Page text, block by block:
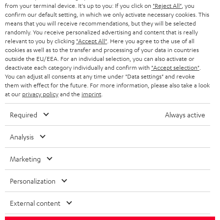
Die In-Ear Noise Cancelling Kopfhörer REAL BLUE TWS 3 vereinen
unauffälliges Design und guten Klang mit Funktionalität: True-Wireless
Unterstützung, Bluetooth 5.3 mit AAC und wie eine Freisprecheinrichtung
für kabelloses Telefonieren sowie Sprachsteuerung. Mit der Touch-
Bedienung an den Hörern kannst du deine Musik und die Lautstärke, aber
auch die aktive Geräuschunterdrückung (ANC) steuern und wahlweise
ebenfalls denTransparenzmodusaktivieren. Für regnerische Tage haben
die In-Ears eine IPX4-Zertifizierung, weswegen Sprühwasser und Staub
kein Problem darstellen. Das Lade-Case ermöglicht insgesamt über 37
Stunden Akku-Laufzeit (ohne Geräuschreduzierung) und kann
antibakteriellen Silikon-Aufsätze sitzen fest und komfortabel im Ohr und
werden in drei verschiedenen Größen mitgeliefert. Genieße mit den REAL
Erlebe dank Noise Cancelling starkes kabelloses Stereo-Feeling mit
Wireless-Stereo-Kopfhörern.
Die Over-Ear-Kopfhörer REAL BLUE PRO bestechen durch extrem hohen
Tragekomfort und geschlossener Bauweise. Die großen Linear-HD-Treiber
mit belüfteter Rückraumkammer und Neodym-Magneten ermöglichen
auch bei hohen Pegeln präzisen Klang und starken Sound mit kräftigen
Bässen und wenig Verzerrungen. Eine integrierte Freisprecheinrichtung
e
l
d
u
n
g
HEIMKINO
HEIMKINO-KOMPLETTANLAGEN
SOUNDBARS
STEREO
SMART HOME
BLUETOOTH-LAUTSPRECHER
KOPFHÖRER
BLUETOOTH-KOPFHÖRER
STEREOANLAGEN
LAUTSPRECHER
Unternehmen
SUPPORT
KARRIERE
PRESSE & MARKETING
GESCHÄFTSKUNDEN
PARTNERPROGRAMM
BLOG
NEWSLETTER
STORES
DEINE VORTEILE BEI TEUFEL
Teufel Onlineshops
DEUTSCHLAND
ÖSTERREICH
SCHWEIZ
BELGIEN
from your terminal device. It's up to you: If you click on "Reject All" , you
confirm our default setting, in which we only activate necessary cookies. This
means that you will receive recommendations, but they will be selected
randomly. You receive personalized advertising and content that is really
relevant to you by clicking "Accept All" . Here you agree to the use of all
cookies as well as to the transfer and processing of your data in countries
outside the EU/EEA. For an individual selection, you can also activate or
deactivate each category individually and confirm with "Accept selection"
You can adjust all consents at any time under "Data settings" and revoke
them with effect for the future. For more information, please also take a look
at our privacy policyand the imprint
Required Always active
Analysis
Marketing
Personalization
External content